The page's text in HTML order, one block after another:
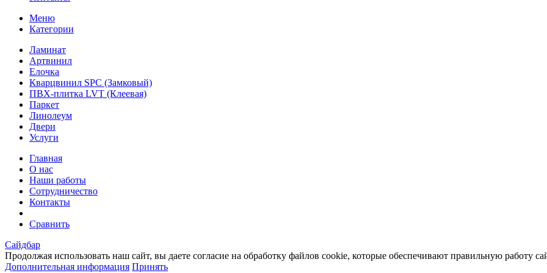
Меню
Категории
Ламинат
Артвинил
Елочка
Кварцвинил SPC (Замковый)
ПВХ-плитка LVT (Клеевая)
Паркет
Линолеум
Двери
Услуги
Главная
О нас
Наши работы
Сотрудничество
Контакты
Сравнить
Сайдбар
Продолжая использовать наш сайт, вы даете согласие на обработку файлов cookie, которые обеспечивают правильную работу
Дополнительная информация Принять